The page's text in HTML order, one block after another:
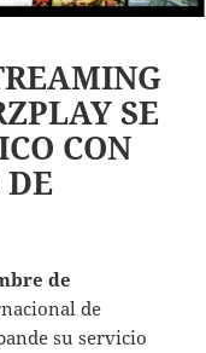
SE
CON
de
de
su servicio